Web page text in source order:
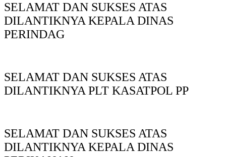
SELAMAT DAN SUKSES ATAS
DILANTIKNYA KEPALA DINAS
PERINDAG
SELAMAT DAN SUKSES ATAS
DILANTIKNYA PLT KASATPOL PP
SELAMAT DAN SUKSES ATAS
DILANTIKNYA KEPALA DINAS